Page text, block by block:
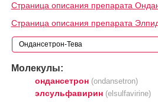
Страница описания препарата
Страница описания препарата
Молекулы:
ондансетрон (ondansetron)
элсульфавирин (elsulfavirine)